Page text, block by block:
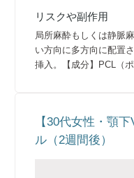
リスクや副作用
局所麻酔もしくは静脈
い方向に多方向に配置
挿入。【成分】PCL（
【30代女性・顎
ル（2週間後）